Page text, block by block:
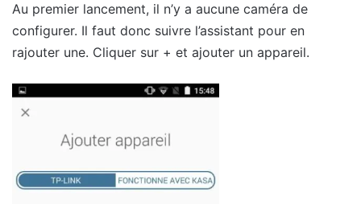
Au premier lancement, il n’y a aucune caméra de
configurer. Il faut donc suivre l’assistant pour en
rajouter une. Cliquer sur + et ajouter un appareil.